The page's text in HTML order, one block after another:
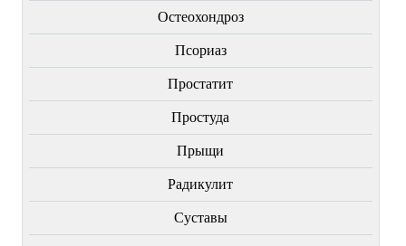
Остеохондроз
Пcориаз
Простатит
Простуда
Прыщи
Радикулит
Суставы